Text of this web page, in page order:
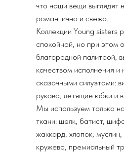
что наши вещи выглядят
романтично и свежо.
Коллекции Young sisters
спокойной, но при этом
благородной палитрой,
качеством исполнения и
сказочными силуэтами:
рукава, летящие юбки и
Мы используем только
ткани: шелк, батист,
жаккард, хлопок, муслин,
кружево, премиальный